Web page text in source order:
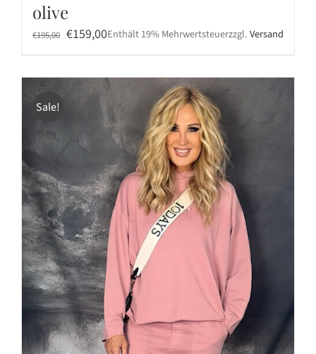
olive
€195,00 Ursprünglicher
€195,00
€159,00Aktueller
€159,00.
Enthält 19% Mehrwertsteuerzzgl.Versand
Sale!